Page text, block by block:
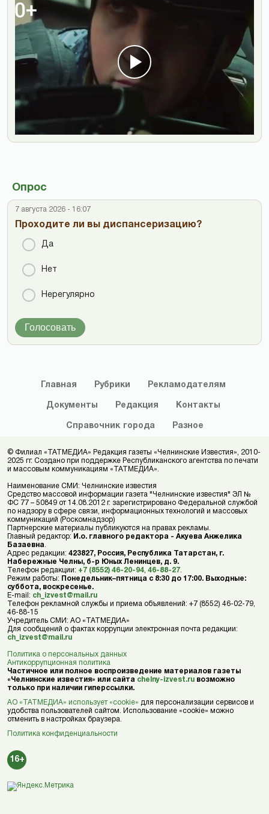
Опрос
7 августа 2026 - 16:07
Проходите ли вы диспансеризацию?
Да
Нет
Нерегулярно
Голосовать
Главная Рубрики Рекламодателям
Документы Редакция Контакты
Справочник города Разное
© Филиал «ТАТМЕДИА» Редакция газеты «Челнинские Известия», 2010-
2025 гг. Создано при поддержке Республиканского агентства по печати
и массовым коммуникациям «ТАТМЕДИА».
Наименование СМИ: Челнинские известия
Средство массовой информации газета "Челнинские известия" ЭЛ №
ФС 77 – 50849 от 14.08.2012 г. зарегистрировано Федеральной службой
по надзору в сфере связи, информационных технологий и массовых
коммуникаций (Роскомнадзор)
Партнерские материалы публикуются на правах рекламы.
Главный редактор: И.о. главного редактора - Акуева Анжелика
Базаевна
Адрес редакции: 423827, Россия, Республика Татарстан, г.
Набережные Челны, б-р Юных Ленинцев, д. 9.
Телефон редакции: +7 (8552) 46-20-94 46-88-27
Режим работы: Понедельник–пятница с 8:30 до 17:00. Выходные:
суббота, воскресенье.
E-mail: ch_izvest@mail.ru
Телефон рекламной службы и приема объявлений: +7 (8552) 46-02-79,
46-88-15
Учредитель СМИ: АО «ТАТМЕДИА»
Для сообщений о фактах коррупции электронная почта редакции:
ch_izvest@mail.ru
Политика о персональных данных
Антикоррупционная политика
Частичное или полное воспроизведение материалов газеты
«Челнинские известия» или сайта chelny-izvest.ru возможно
только при наличии гиперссылки.
АО «ТАТМЕДИА» использует «cookie» для персонализации сервисов и
удобства пользователей сайтом. Использование «cookie» можно
отменить в настройках браузера.
Политика конфиденциальности
16+